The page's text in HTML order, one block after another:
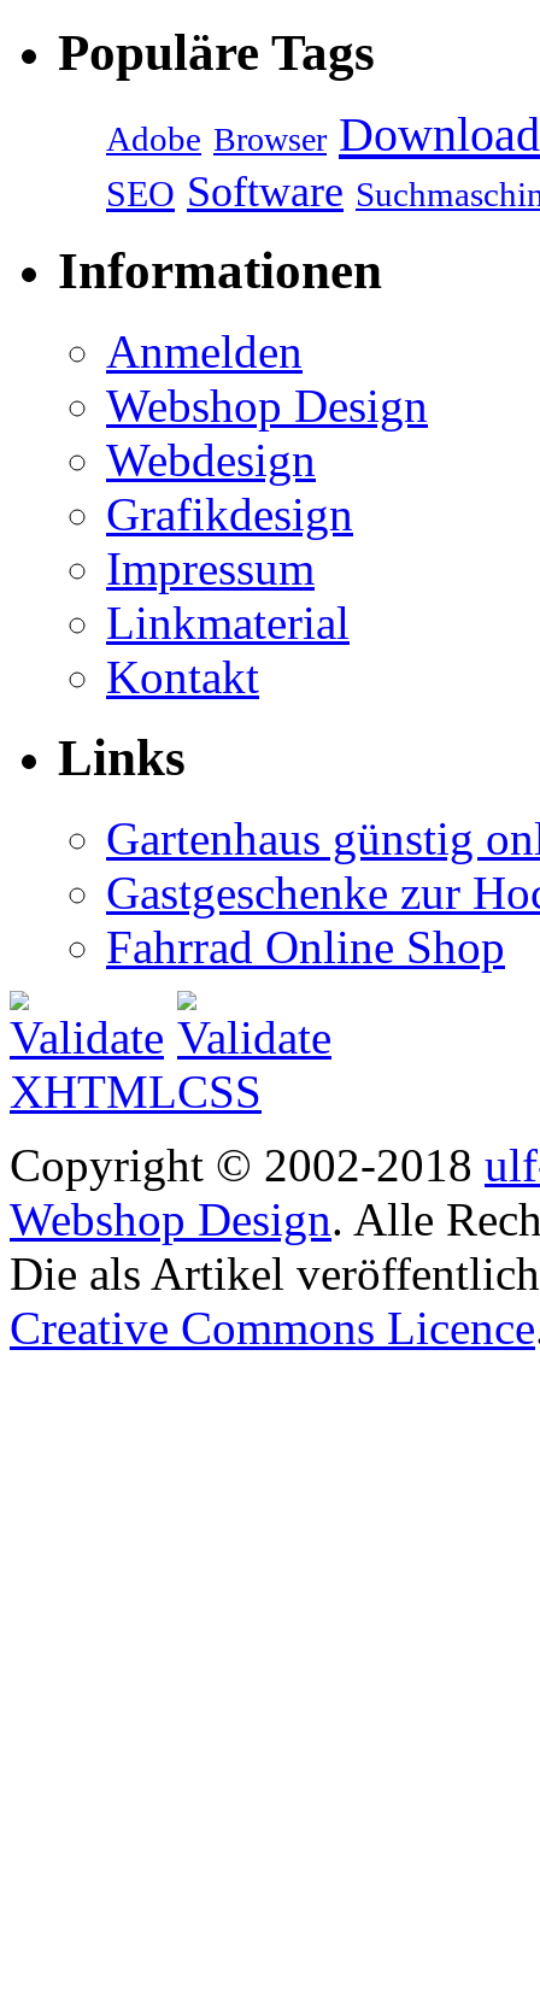
Populäre Tags
Adobe Browser Download
SEO Software
Informationen
Anmelden
Webshop Design
Webdesign
Grafikdesign
Impressum
Linkmaterial
Kontakt
Links
Gartenhaus günstig
Gastgeschenke zur
Fahrrad Online Shop
Copyright © 2002-2018
Webshop Design. Alle
Die als Artikel
Creative Commons Licence